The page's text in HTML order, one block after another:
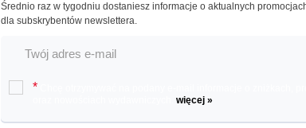
Średnio raz w tygodniu dostaniesz informacje o aktualnych
dla subskrybentów newslettera.
*
więcej »